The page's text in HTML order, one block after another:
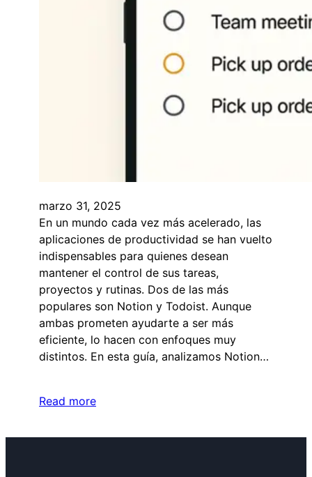
marzo 31, 2025
En un mundo cada vez más acelerado, las
aplicaciones de productividad se han vuelto
indispensables para quienes desean
mantener el control de sus tareas,
proyectos y rutinas. Dos de las más
populares son Notion y Todoist. Aunque
ambas prometen ayudarte a ser más
eficiente, lo hacen con enfoques muy
distintos. En esta guía, analizamos Notion…
Read more